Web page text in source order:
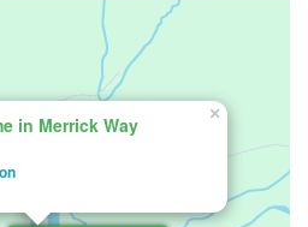
in Merrick Way ×